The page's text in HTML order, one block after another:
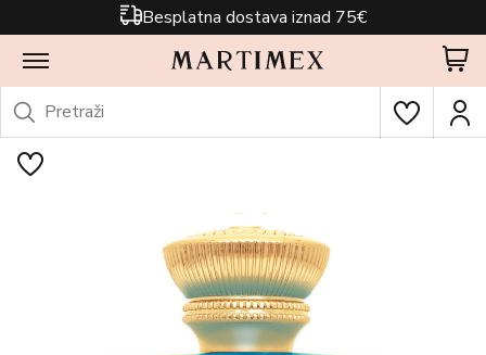
Besplatna dostava iznad 75€